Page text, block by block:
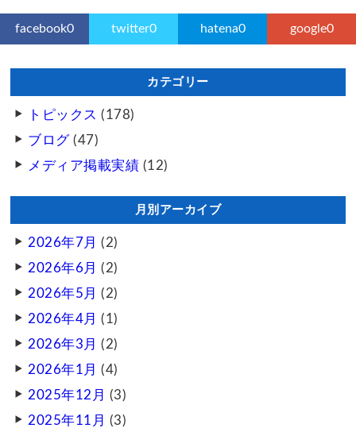
facebook0 twitter0 hatena0 google0
カテゴリー
トピックス (178)
ブログ(47)
メディア掲載実績 (12)
月別アーカイブ
2026年7月 (2)
2026年6月 (2)
2026年5月 (2)
2026年4月 (1)
2026年3月 (2)
2026年1月 (4)
2025年12月 (3)
2025年11月 (3)